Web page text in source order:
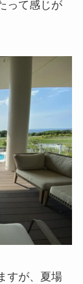
って感じが
すが、夏場